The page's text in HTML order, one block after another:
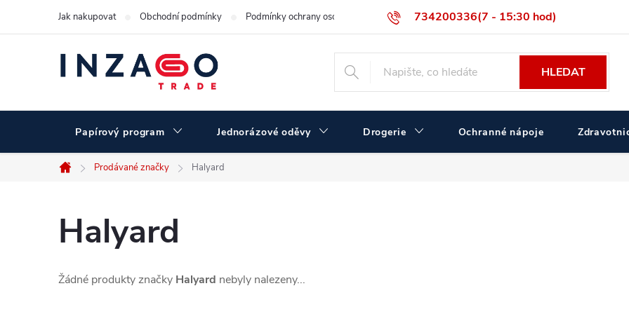
734200336(7 - 15:30 hod)
Jak nakupovat Obchodní podmínky Podmínky ochrany osobních údajů Velikostní tabulka ČERVA Velkoobchodní prodej
HLEDAT
Papírový program Jednorázové oděvy Drogerie Ochranné nápoje
Domů
Prodávané značky Halyard
Halyard
Žádné produkty značky Halyard nebyly nalezeny...